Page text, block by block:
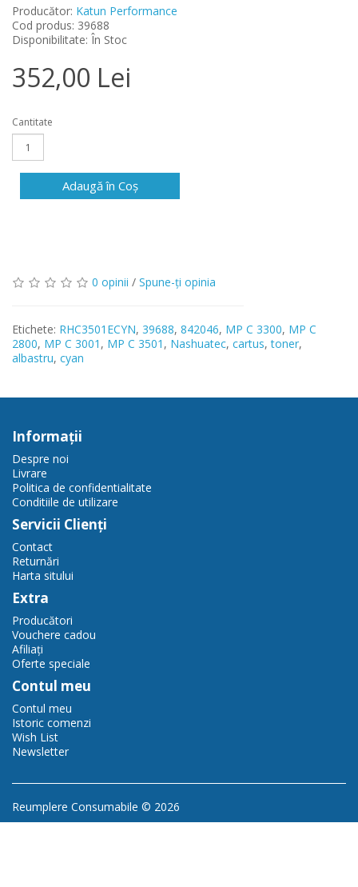
Producător: Katun Performance
Cod produs: 39688
Disponibilitate: În Stoc
352,00 Lei
Cantitate
Adaugă în Coş
0 opinii / Spune-ţi opinia
Etichete: RHC3501ECYN, 39688, 842046, MP C 3300, MP C
2800, MP C 3001 , MP C 3501 , Nashuatec, cartus,toner,
albastru, cyan
Informaţii
Despre noi
Livrare
Politica de confidentialitate
Conditiile de utilizare
Servicii Clienţi
Contact
Returnări
Harta sitului
Extra
Producători
Vouchere cadou
Afiliaţi
Oferte speciale
Contul meu
Contul meu
Istoric comenzi
Wish List
Newsletter
Reumplere Consumabile © 2026